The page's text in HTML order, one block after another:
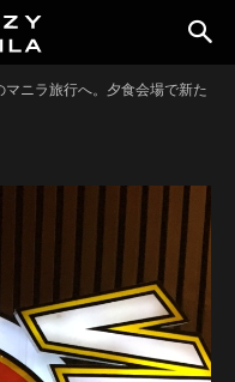
マニラ旅行へ。夕食会場で新た